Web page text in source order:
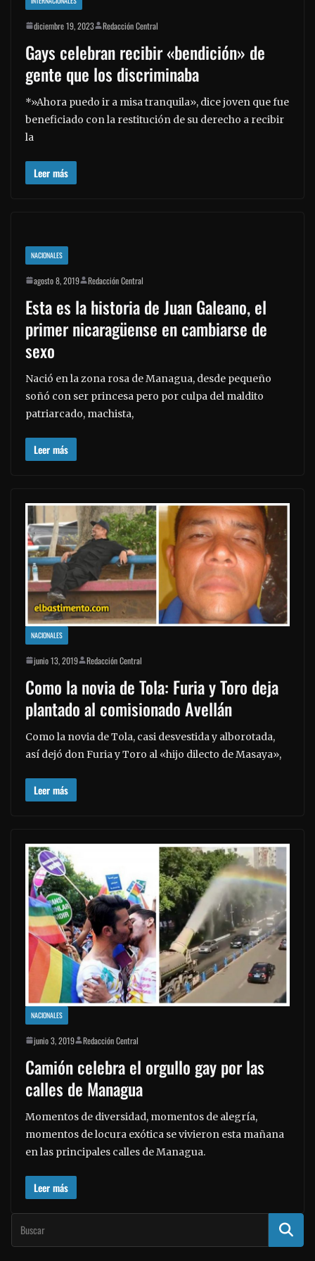
diciembre 19, 2023 Redacción Central
Gays celebran recibir «bendición» de
gente que los discriminaba
*»Ahora puedo ir a misa tranquila», dice joven que fue
beneficiado con la restitución de su derecho a recibir
la
Leer más
NACIONALES
agosto 8, 2019 Redacción Central
Esta es la historia de Juan Galeano, el
primer nicaragüense en cambiarse de
sexo
Nació en la zona rosa de Managua, desde pequeño
soñó con ser princesa pero por culpa del maldito
patriarcado, machista,
Leer más
NACIONALES
junio 13, 2019 Redacción Central
Como la novia de Tola: Furia y Toro deja
plantado al comisionado Avellán
Como la novia de Tola, casi desvestida y alborotada,
así dejó don Furia y Toro al «hijo dilecto de Masaya»,
Leer más
NACIONALES
junio 3, 2019 Redacción Central
Camión celebra el orgullo gay por las
calles de Managua
Momentos de diversidad, momentos de alegría,
momentos de locura exótica se vivieron esta mañana
en las principales calles de Managua.
Leer más